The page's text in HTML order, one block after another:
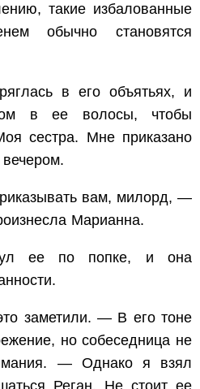
такие избалованные
обычно становятся
в его объятьях, и
в ее волосы, чтобы
сестра. Мне приказано
вам, милорд, —
Марианна.
ее по попке, и она
заметили. — В его тоне
но собеседница не
— Однако я взял